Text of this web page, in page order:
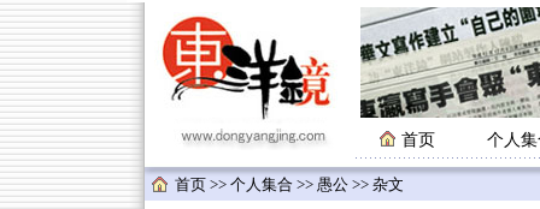
首页 个人
首页 >> 个人集合 >> 愚公 >> 杂文